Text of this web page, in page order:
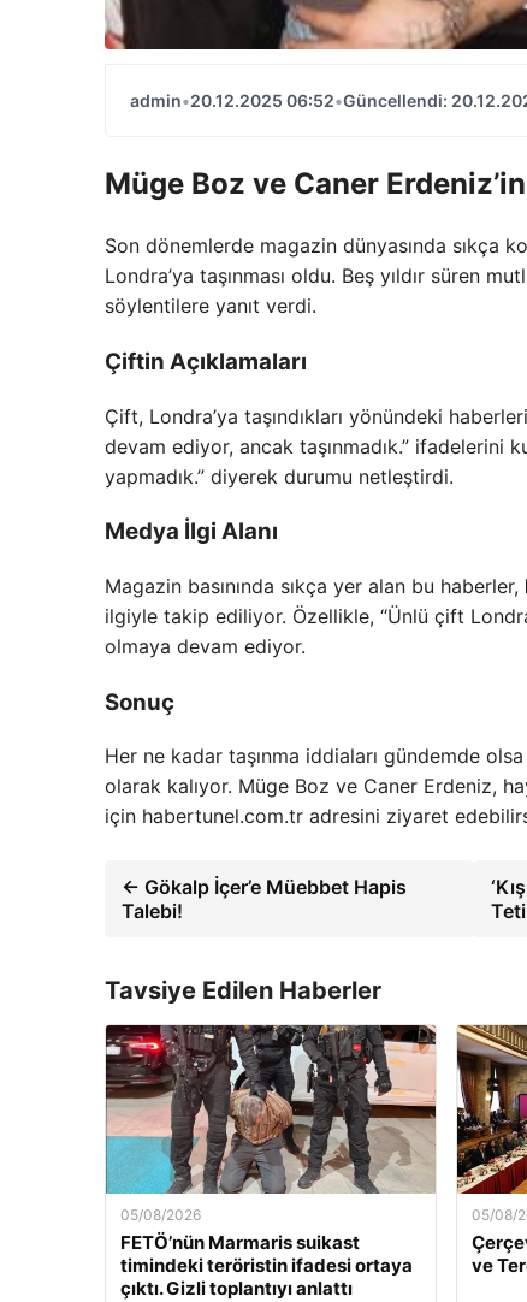
admin•20.12.2025 06:52•Güncellendi:
Müge Boz ve Caner Erdeniz’in
Son dönemlerde magazin dünyasında sıkça
Londra’ya taşınması oldu. Beş yıldır süren
söylentilere yanıt verdi.
Çiftin Açıklamaları
Çift, Londra’ya taşındıkları yönündeki
devam ediyor, ancak taşınmadık.” ifadelerini
yapmadık.” diyerek durumu netleştirdi.
Medya İlgi Alanı
Magazin basınında sıkça yer alan bu haberler,
ilgiyle takip ediliyor. Özellikle, “Ünlü çift
olmaya devam ediyor.
Sonuç
Her ne kadar taşınma iddiaları gündemde
olarak kalıyor. Müge Boz ve Caner Erdeniz,
için habertunel.com.tr adresini ziyaret
← Gökalp İçer’e Müebbet Hapis
Talebi!
Tavsiye Edilen Haberler
05/08/2026
FETÖ’nün Marmaris suikast
timindeki teröristin ifadesi ortaya
çıktı. Gizli toplantıyı anlattı
05/08/
ve